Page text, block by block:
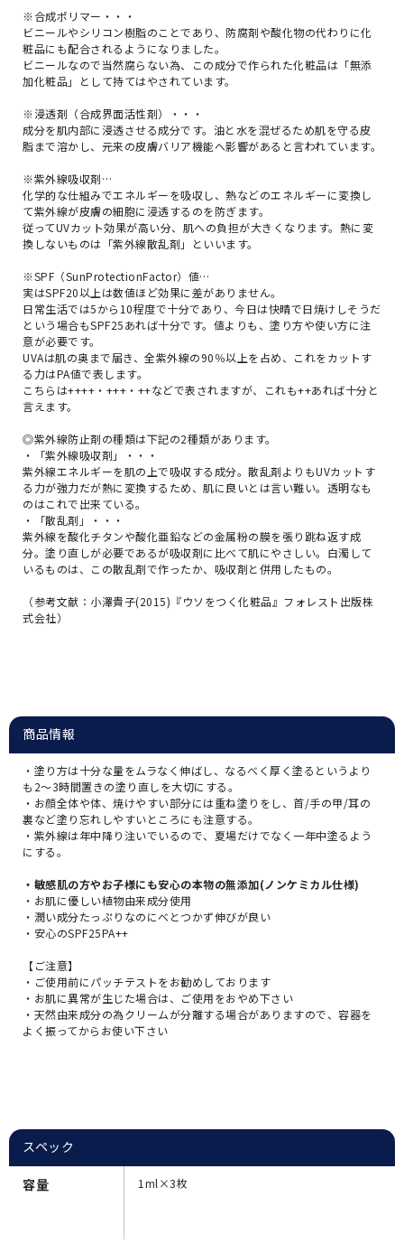
※合成ポリマー・・・
ビニールやシリコン樹脂のことであり、防腐剤や酸化物の代わりに化
粧品にも配合されるようになりました。
ビニールなので当然腐らない為、この成分で作られた化粧品は「無添
加化粧品」として持てはやされています。
※浸透剤（合成界面活性剤）・・・
成分を肌内部に浸透させる成分です。油と水を混ぜるため肌を守る皮
脂まで溶かし、元来の皮膚バリア機能へ影響があると言われています。
※紫外線吸収剤…
化学的な仕組みでエネルギーを吸収し、熱などのエネルギーに変換し
て紫外線が皮膚の細胞に浸透するのを防ぎます。
従ってUVカット効果が高い分、肌への負担が大きくなります。熱に変
換しないものは「紫外線散乱剤」といいます。
※SPF（SunProtectionFactor）値…
実はSPF20以上は数値ほど効果に差がありません。
日常生活では5から10程度で十分であり、今日は快晴で日焼けしそうだ
という場合もSPF25あれば十分です。値よりも、塗り方や使い方に注
意が必要です。
UVAは肌の奥まで届き、全紫外線の90％以上を占め、これをカットす
る力はPA値で表します。
こちらは++++・+++・++などで表されますが、これも++あれば十分と
言えます。
◎紫外線防止剤の種類は下記の2種類があります。
・「紫外線吸収剤」・・・
紫外線エネルギーを肌の上で吸収する成分。散乱剤よりもUVカットす
る力が強力だが熱に変換するため、肌に良いとは言い難い。透明なも
のはこれで出来ている。
・「散乱剤」・・・
紫外線を酸化チタンや酸化亜鉛などの金属粉の膜を張り跳ね返す成
分。塗り直しが必要であるが吸収剤に比べて肌にやさしい。白濁して
いるものは、この散乱剤で作ったか、吸収剤と併用したもの。
（参考文献：小澤貴子(2015)『ウソをつく化粧品』フォレスト出版株
式会社）
商品情報
・塗り方は十分な量をムラなく伸ばし、なるべく厚く塗るというより
も2～3時間置きの塗り直しを大切にする。
・お顔全体や体、焼けやすい部分には重ね塗りをし、首/手の甲/耳の
裏など塗り忘れしやすいところにも注意する。
・紫外線は年中降り注いでいるので、夏場だけでなく一年中塗るよう
にする。
・敏感肌の方やお子様にも安心の本物の無添加(ノンケミカル仕様)
・お肌に優しい植物由来成分使用
・潤い成分たっぷりなのにべとつかず伸びが良い
・安心のSPF25PA++
【ご注意】
・ご使用前にパッチテストをお勧めしております
・お肌に異常が生じた場合は、ご使用をおやめ下さい
・天然由来成分の為クリームが分離する場合がありますので、容器を
よく振ってからお使い下さい
スペック
容量 1ml×3枚